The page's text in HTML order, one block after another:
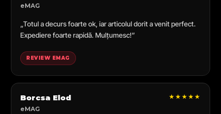
eMAG
„Totul a decurs foarte ok, iar articolul dorit a venit perfect.
Expediere foarte rapidă. Mulțumesc!”
REVIEW EMAG
Borcsa Elod
eMAG
★★★★★